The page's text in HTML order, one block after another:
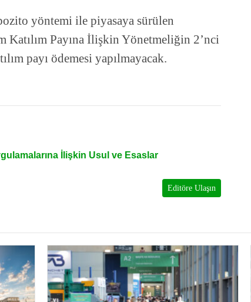
yöntemi ile piyasaya sürülen
Katılım Payına İlişkin Yönetmeliğin 2’nci
payı ödemesi yapılmayacak.
İlişkin Usul ve Esaslar
Editöre Ulaşın